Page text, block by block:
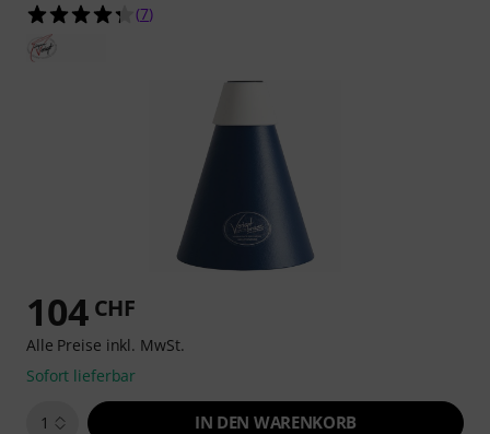
4.3 von 5 Sternen aus 7 Kundenbewertungen
(7)
104 CHF
Alle Preise inkl. MwSt.
Sofort lieferbar
1 IN DEN WARENKORB